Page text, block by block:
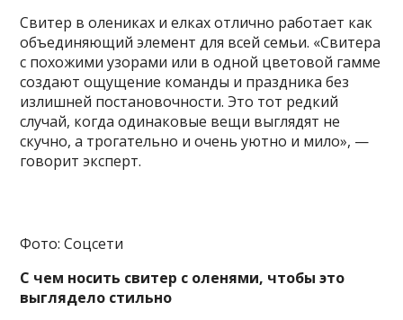
Свитер в олениках и елках отлично работает как
объединяющий элемент для всей семьи. «Свитера
с похожими узорами или в одной цветовой гамме
создают ощущение команды и праздника без
излишней постановочности. Это тот редкий
случай, когда одинаковые вещи выглядят не
скучно, а трогательно и очень уютно и мило», —
говорит эксперт.
Фото: Соцсети
С чем носить свитер с оленями, чтобы это
выглядело стильно